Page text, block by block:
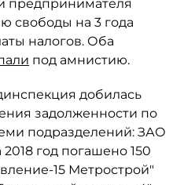
предпринимателя
свободы на 3 года
налогов. Оба
под амнистию.
добилась
задолженности по
подразделений: ЗАО
год погашено 150
15 Метрострой"